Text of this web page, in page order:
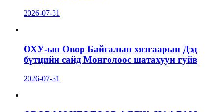
2026-07-31
ОХУ-ын Өвөр Байгалын хязгаарын Дэд
бүтцийн сайд Монголоос шатахуун гуйв
2026-07-31